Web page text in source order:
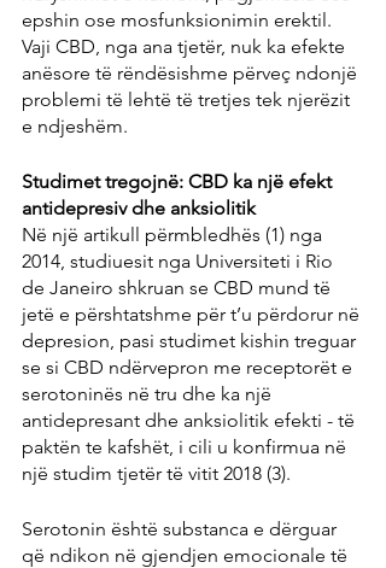
epshin ose mosfunksionimin erektil.
Vaji CBD, nga ana tjetër, nuk ka efekte
anësore të rëndësishme përveç ndonjë
problemi të lehtë të tretjes tek njerëzit
e ndjeshëm.
Studimet tregojnë: CBD ka një efekt
antidepresiv dhe anksiolitik
Në një artikull përmbledhës (1) nga
2014, studiuesit nga Universiteti i Rio
de Janeiro shkruan se CBD mund të
jetë e përshtatshme për t’u përdorur në
depresion, pasi studimet kishin treguar
se si CBD ndërvepron me receptorët e
serotoninës në tru dhe ka një
antidepresant dhe anksiolitik efekti - të
paktën te kafshët, i cili u konfirmua në
një studim tjetër të vitit 2018 (3).
Serotonin është substanca e dërguar
që ndikon në gjendjen emocionale të